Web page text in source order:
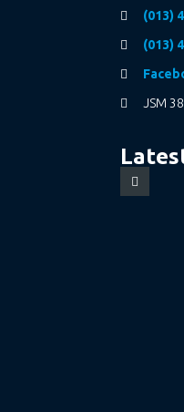
(013)
(013)
JSM